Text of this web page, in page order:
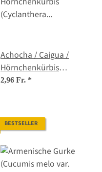
Achocha / Caigua /
Hörnchenkürbis
(Cyclanthera pedata)
2,96 Fr. *
BESTSELLER